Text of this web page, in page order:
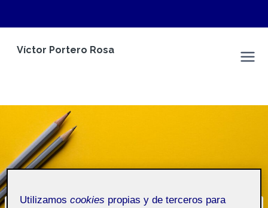
Víctor Portero Rosa
Utilizamoscookies propias y de terceros para